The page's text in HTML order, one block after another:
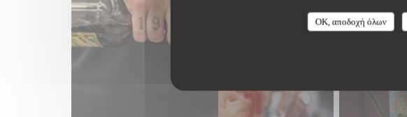
OK, αποδοχή όλων